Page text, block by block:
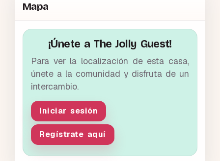
Mapa
¡Únete a The Jolly Guest!
Para ver la localización de esta casa,
únete a la comunidad y disfruta de un
intercambio.
Iniciar sesión
Regístrate aquí